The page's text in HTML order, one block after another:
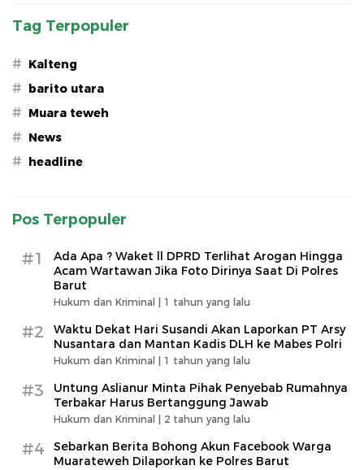
Tag Terpopuler
# Kalteng
# barito utara
# Muara teweh
# News
# headline
Pos Terpopuler
#1
Ada Apa ? Waket ll DPRD Terlihat Arogan Hingga
Acam Wartawan Jika Foto Dirinya Saat Di Polres
Barut
Hukum dan Kriminal | 1 tahun yang lalu
#2
Waktu Dekat Hari Susandi Akan Laporkan PT Arsy
Nusantara dan Mantan Kadis DLH ke Mabes Polri
Hukum dan Kriminal | 1 tahun yang lalu
#3
Untung Aslianur Minta Pihak Penyebab Rumahnya
Terbakar Harus Bertanggung Jawab
Hukum dan Kriminal | 2 tahun yang lalu
#4
Sebarkan Berita Bohong Akun Facebook Warga
Muarateweh Dilaporkan ke Polres Barut